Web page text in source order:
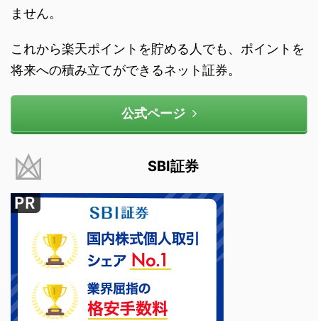
ません。
これから楽天ポイントを貯める人でも、ポイントを
将来への積み立てができるネット証券。
公式ページ
SBI証券